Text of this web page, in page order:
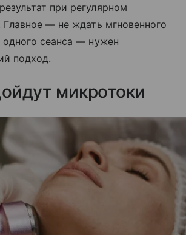
при регулярном
Главное — не ждать мгновенного
одного сеанса — нужен
подход.
микротоки